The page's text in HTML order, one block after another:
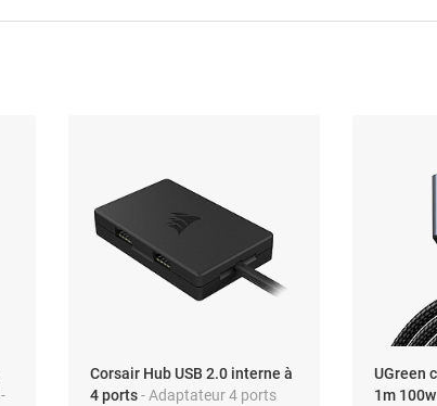
-
Corsair Hub USB 2.0 interne à
4 ports- Adaptateur 4 ports
UGreen
1m